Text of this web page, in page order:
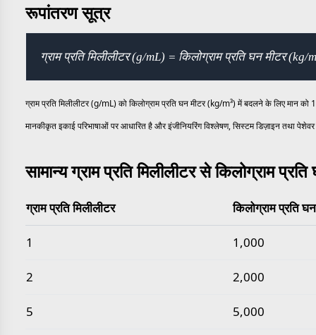
रूपांतरण सूत्र
ग्राम प्रति मिलीलीटर (g/mL) = किलोग्राम प्रति घन मीटर (kg/
ग्राम प्रति मिलीलीटर (g/mL) को किलोग्राम प्रति घन मीटर (kg/m³) में बदलने के लिए मान
मानकीकृत इकाई परिभाषाओं पर आधारित है और इंजीनियरिंग विश्लेषण, सिस्टम डिज़ाइन तथा
सामान्य ग्राम प्रति मिलीलीटर से किलोग्राम
सामान्य ग्राम प्रति मिलीलीटर से किलोग्राम प्रति घन मीटर मान
ग्राम प्रति मिलीलीटर किलोग्राम प्रति
1 1,000
2 2,000
5 5,000